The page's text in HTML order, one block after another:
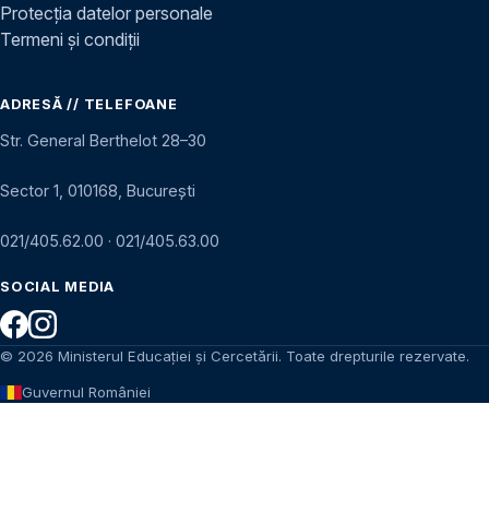
Protecția datelor personale
Termeni și condiții
ADRESĂ // TELEFOANE
Str. General Berthelot 28–30
Sector 1, 010168, București
021/405.62.00 · 021/405.63.00
SOCIAL MEDIA
© 2026 Ministerul Educației și Cercetării. Toate drepturile rezervate.
Guvernul României